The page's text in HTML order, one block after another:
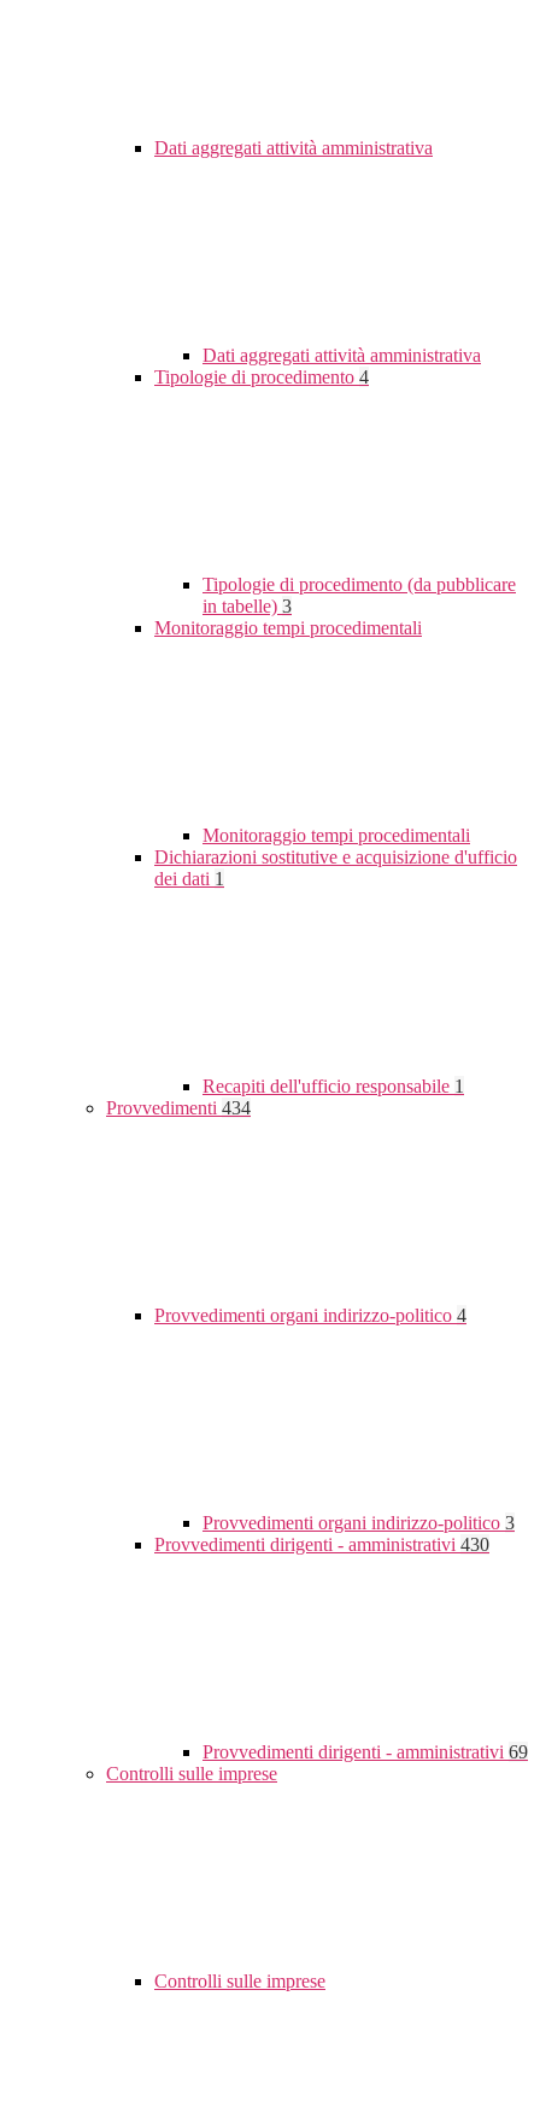
Dati aggregati attività amministrativa
Dati aggregati attività amministrativa
Tipologie di procedimento 4
Tipologie di procedimento (da pubblicare
in tabelle) 3
Monitoraggio tempi procedimentali
Monitoraggio tempi procedimentali
Dichiarazioni sostitutive e acquisizione d'ufficio
dei dati 1
Recapiti dell'ufficio responsabile 1
Provvedimenti 434
Provvedimenti organi indirizzo-politico 4
Provvedimenti organi indirizzo-politico 3
Provvedimenti dirigenti - amministrativi 430
Provvedimenti dirigenti - amministrativi 69
Controlli sulle imprese
Controlli sulle imprese